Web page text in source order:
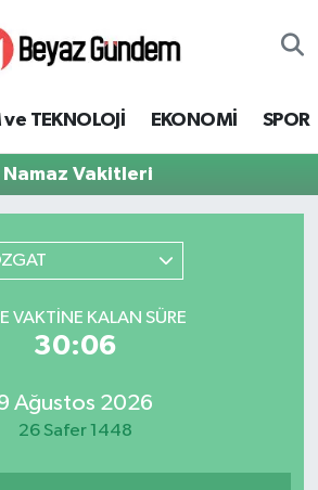
ve TEKNOLOJİ EKONOMİ SPOR
Vakitleri
VAKTINE KALAN SÜRE
30:06
Ağustos 2026
26 Safer 1448
Durumu ve Fikstür